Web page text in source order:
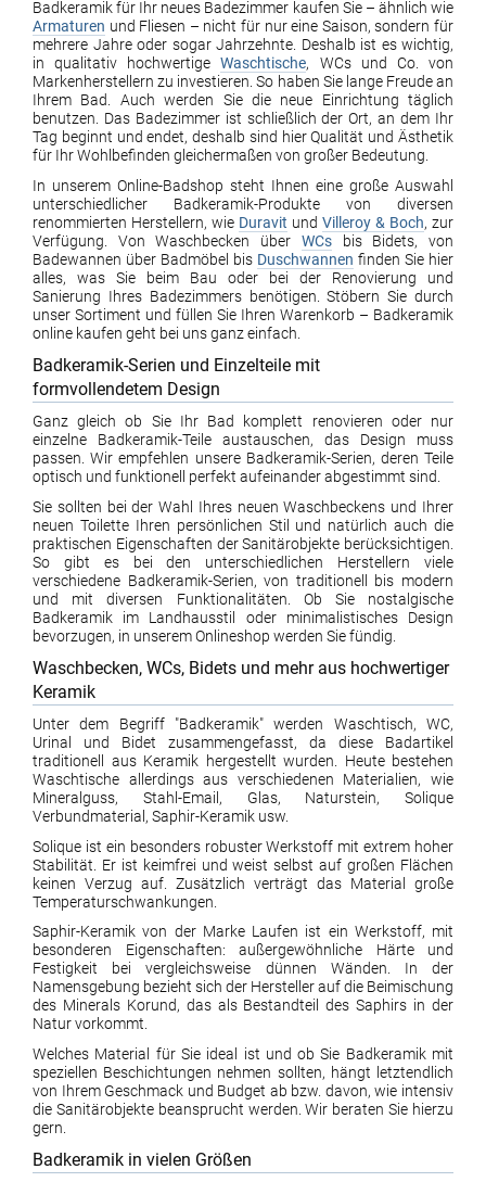
Badkeramik für Ihr neues Badezimmer kaufen Sie – ähnlich wie
Armaturen und Fliesen – nicht für nur eine Saison, sondern für
mehrere Jahre oder sogar Jahrzehnte. Deshalb ist es wichtig,
in qualitativ hochwertigeWaschtische, WCs und Co. von
Markenherstellern zu investieren. So haben Sie lange Freude an
Ihrem Bad. Auch werden Sie die neue Einrichtung täglich
benutzen. Das Badezimmer ist schließlich der Ort, an dem Ihr
Tag beginnt und endet, deshalb sind hier Qualität und Ästhetik
für Ihr Wohlbefinden gleichermaßen von großer Bedeutung.
In unserem Online-Badshop steht Ihnen eine große Auswahl
unterschiedlicher Badkeramik-Produkte von diversen
renommierten Herstellern, wie Duravit und Villeroy & Boch, zur
Verfügung. Von Waschbecken über WCsbis Bidets, von
Badewannen über Badmöbel bis Duschwannen finden Sie hier
alles, was Sie beim Bau oder bei der Renovierung und
Sanierung Ihres Badezimmers benötigen. Stöbern Sie durch
unser Sortiment und füllen Sie Ihren Warenkorb – Badkeramik
online kaufen geht bei uns ganz einfach.
Badkeramik-Serien und Einzelteile mit
formvollendetem Design
Ganz gleich ob Sie Ihr Bad komplett renovieren oder nur
einzelne Badkeramik-Teile austauschen, das Design muss
passen. Wir empfehlen unsere Badkeramik-Serien, deren Teile
optisch und funktionell perfekt aufeinander abgestimmt sind.
Sie sollten bei der Wahl Ihres neuen Waschbeckens und Ihrer
neuen Toilette Ihren persönlichen Stil und natürlich auch die
praktischen Eigenschaften der Sanitärobjekte berücksichtigen.
So gibt es bei den unterschiedlichen Herstellern viele
verschiedene Badkeramik-Serien, von traditionell bis modern
und mit diversen Funktionalitäten. Ob Sie nostalgische
Badkeramik im Landhausstil oder minimalistisches Design
bevorzugen, in unserem Onlineshop werden Sie fündig.
Waschbecken, WCs, Bidets und mehr aus hochwertiger
Keramik
Unter dem Begriff "Badkeramik" werden Waschtisch, WC,
Urinal und Bidet zusammengefasst, da diese Badartikel
traditionell aus Keramik hergestellt wurden. Heute bestehen
Waschtische allerdings aus verschiedenen Materialien, wie
Mineralguss, Stahl-Email, Glas, Naturstein, Solique
Verbundmaterial, Saphir-Keramik usw.
Solique ist ein besonders robuster Werkstoff mit extrem hoher
Stabilität. Er ist keimfrei und weist selbst auf großen Flächen
keinen Verzug auf. Zusätzlich verträgt das Material große
Temperaturschwankungen.
Saphir-Keramik von der Marke Laufen ist ein Werkstoff, mit
besonderen Eigenschaften: außergewöhnliche Härte und
Festigkeit bei vergleichsweise dünnen Wänden. In der
Namensgebung bezieht sich der Hersteller auf die Beimischung
des Minerals Korund, das als Bestandteil des Saphirs in der
Natur vorkommt.
Welches Material für Sie ideal ist und ob Sie Badkeramik mit
speziellen Beschichtungen nehmen sollten, hängt letztendlich
von Ihrem Geschmack und Budget ab bzw. davon, wie intensiv
die Sanitärobjekte beansprucht werden. Wir beraten Sie hierzu
gern.
Badkeramik in vielen Größen